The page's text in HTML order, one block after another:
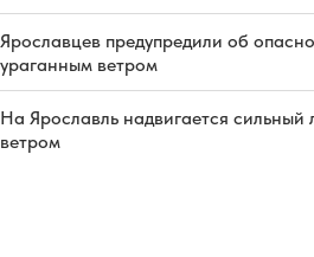
Ярославцев предупредили об
ураганным ветром
На Ярославль надвигается
ветром